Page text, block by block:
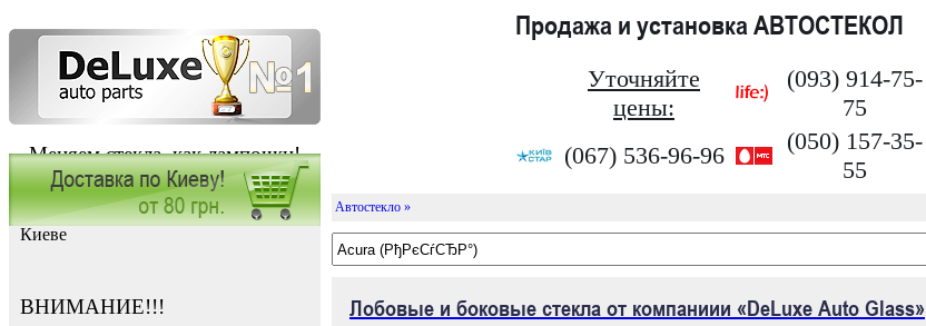
Меняем стекла, как лампочки!
Продажа и установка АВТОСТЕКОЛ
Уточняйте
цены:
(093) 914-75-
75
(067) 536-96-96
(050) 157-35-
55
Заказать установку автостекла в
Киеве
ВНИМАНИЕ!!!
Автостекло »
Лобовые и боковые стекла от компаниии «DeLuxe Auto Glass»